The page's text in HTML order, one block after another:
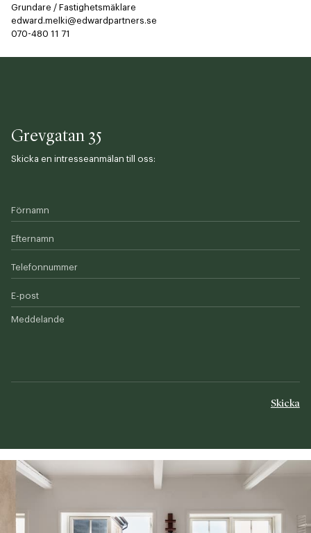
Grundare / Fastighetsmäklare
edward.melki@edwardpartners.se
070-480 11 71​​​​‌ ‍ ​‍​‍‌‍ ‌ ​‍‌‍‍‌‌‍‌ ‌‍‍‌‌‍ ‍​‍​‍​ ‍‍​‍​‍‌ ​ ‌‍​‌‌‍ ‍‌‍‍‌‌ ‌​‌ ‍‌​‍ ‍‌‍‍‌‌‍ ​‍​‍​‍ ​​‍​‍‌‍‍​‌ ​‍‌‍‌‌‌‍‌‍​‍​‍​ ‍‍​‍​‍​‍ ‌ ​ ‌ ‌​‌ ‌‌‌‍‌​‌‍‍‌‌‍ ​‍ ‌‍‍‌‌‍ ‍‌ ‌​‌‍‌‌‌‍ ‍‌ ‌​​‍ ‌‍‌‌‌‍‌​‌‍‍‌‌ ‌​​‍ ‌‍ ‌‌‍ ‌‍‌​‌‍‌‌​ ‌‌ ​​‌ ​‍‌‍‌‌‌ ​ ‌‍‌‌‌‍ ‍‌ ‌​‌‍​‌‌ ‌​‌‍‍‌‌‍ ‌‍ ‍​ ‍ ‌‍‍‌‌‍‌​​ ‌‌​‍​‌​​‌‌​ ‍​ ​‌​ ​‌​ ‌​​ ​‌​ ‌ ‌‌ ‌​‌‌‌​ ‌​ ‍ ‌ ‌​‌ ‍‌‌ ​​‌‍‌‌​ ‌‌‍‌‌‌‍ ‌‌ ​​‌‍ ​‌‍ ‌ ‍‌‌‍‌‌‌‍‌‌​ ‍ ‌ ​​‌‍​‌‌ ‌​‌‍‍​​ ‌‌‍​ ‌ ​‍‌‍ ‌​‍ ‍‌‍​ ‌‍‌‌‌‍ ​‌‍ ​‌‌​​‌‍‍​‌‍ ‌‍ ‍‌‍‌‌​ ‌‍​‍‌‍​‌‌ ​ ‌‍‌‌‌‌‌‌‌ ​‍‌‍ ​​ ‌​‍‌‌​ ​‍‌​‌‍‌ ​ ‌ ‌​‌ ‌‌‌‍‌​‌‍‍‌‌‍ ​‍‌‍‌‍‍‌‌‍‌​​ ‌‌​‍​‌​​‌‌​ ‍​ ​‌​ ​‌​ ‌​​ ​‌​ ‌ ‌‌ ‌​‌‌‌​ ‌​‍‌‍‌ ‌​‌ ‍‌‌ ​​‌‍‌‌​ ‌‌‍‌‌‌‍ ‌‌ ​​‌‍ ​‌‍ ‌ ‍‌‌‍‌‌‌‍‌‌​‍‌‍‌ ​​‌‍​‌‌ ‌​‌‍‍​​ ‌‌‍​ ‌ ​‍‌‍ ‌​‍ ‍‌‍​ ‌‍‌‌‌‍ ​‌‍ ​‌‌​​‌‍‍​‌‍ ‌‍ ‍‌‍‌‌​‍‌‍‌‍‍‌‌ ​ ‌​‌​‌ ​‍‌‍​‌‌‍‌‍‌ ‌​​ ‌​‍​‍‌ ‌
Grevgatan 35
Skicka en intresseanmälan till oss:
Förnamn
Efternamn
Telefonnummer
E-post
Meddelande
Skicka